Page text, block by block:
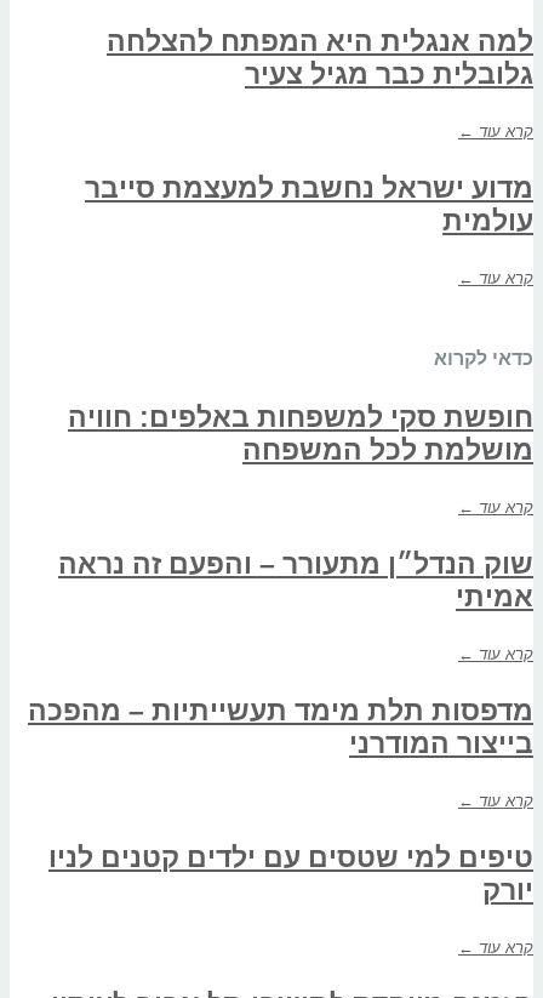
למה אנגלית היא המפתח להצלחה
גלובלית כבר מגיל צעיר
קרא עוד ←
מדוע ישראל נחשבת למעצמת סייבר
עולמית
קרא עוד ←
כדאי לקרוא
חופשת סקי למשפחות באלפים: חוויה
מושלמת לכל המשפחה
קרא עוד ←
שוק הנדל״ן מתעורר – והפעם זה נראה
אמיתי
קרא עוד ←
מדפסות תלת מימד תעשייתיות – מהפכה
בייצור המודרני
קרא עוד ←
טיפים למי שטסים עם ילדים קטנים לניו
יורק
קרא עוד ←